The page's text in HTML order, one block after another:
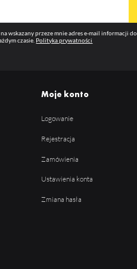
wskazany przeze mnie adres e-mail informacji
czasie. Polityka prywatności
Moje konto
Logowanie
Rejestracja
Zamówienia
Ustawienia konta
Zmiana hasła